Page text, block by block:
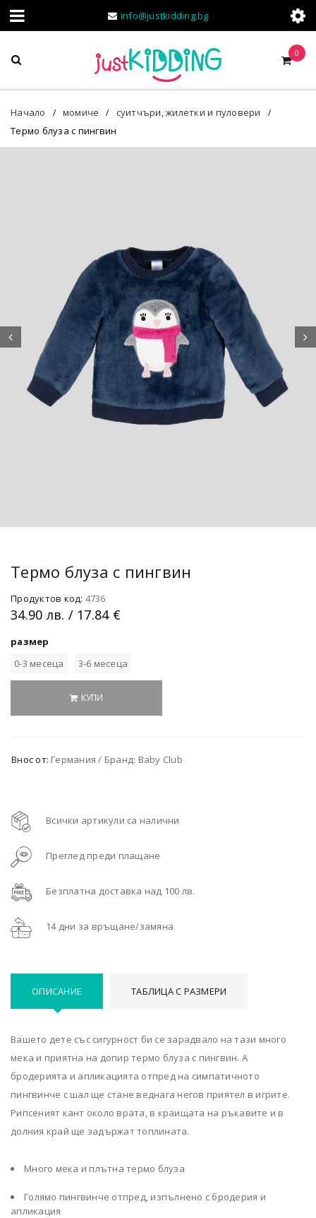
info@justkidding.bg
0
Начало / момиче / суитчъри, жилетки и пуловери /
Термо блуза с пингвин
Термо блуза с пингвин
Продуктов код: 4736
34.90 лв. / 17.84 €
размер
0-3 месеца
3-6 месеца
КУПИ
Внос от: Германия / Бранд: Baby Club
Всички артикули са налични
Преглед преди плащане
Безплатна доставка над 100 лв.
14 дни за връщане/замяна
ОПИСАНИЕ ТАБЛИЦА С РАЗМЕРИ
Вашето дете със сигурност би се зарадвало на тази много
мека и приятна на допир термо блуза с пингвин. А
бродерията и апликацията отпред на симпатичното
пингвинче с шал ще стане веднага негов приятел в игрите.
Рипсеният кант около врата, в краищата на ръкавите и в
долния край ще задържат топлината.
Много мека и плътна термо блуза
Голямо пингвинче отпред, изпълнено с бродерия и
апликация